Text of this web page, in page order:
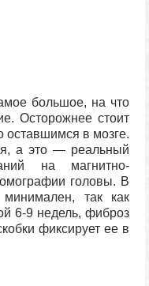
большое, на что
Осторожнее стоит
оставшимся в мозге.
а это — реальный
на магнитно-
головы. В
так как
6-9 недель, фиброз
фиксирует ее в